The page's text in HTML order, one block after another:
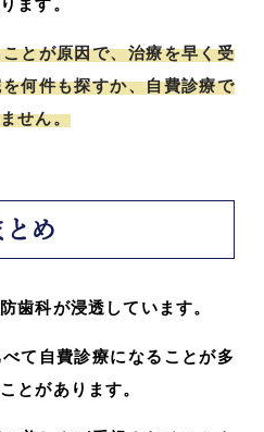
ます。
とが原因で、治療を早く受
何件も探すか、自費診療で
せん。
とめ
歯科が浸透しています。
て自費診療になることが多
とがあります。